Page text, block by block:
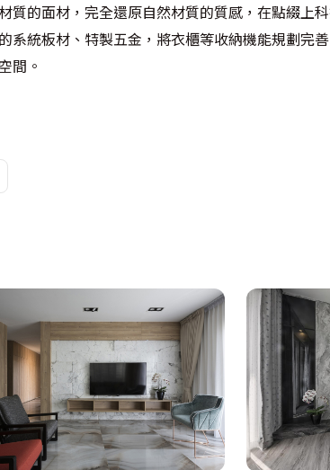
質的面材，完全還原自然材質的質感，在點綴上
統板材、特製五金，將衣櫃等收納機能規劃完
間。